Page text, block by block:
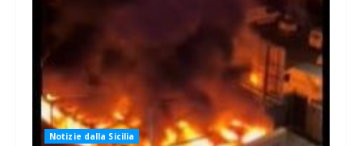
Notizie dalla Sicilia